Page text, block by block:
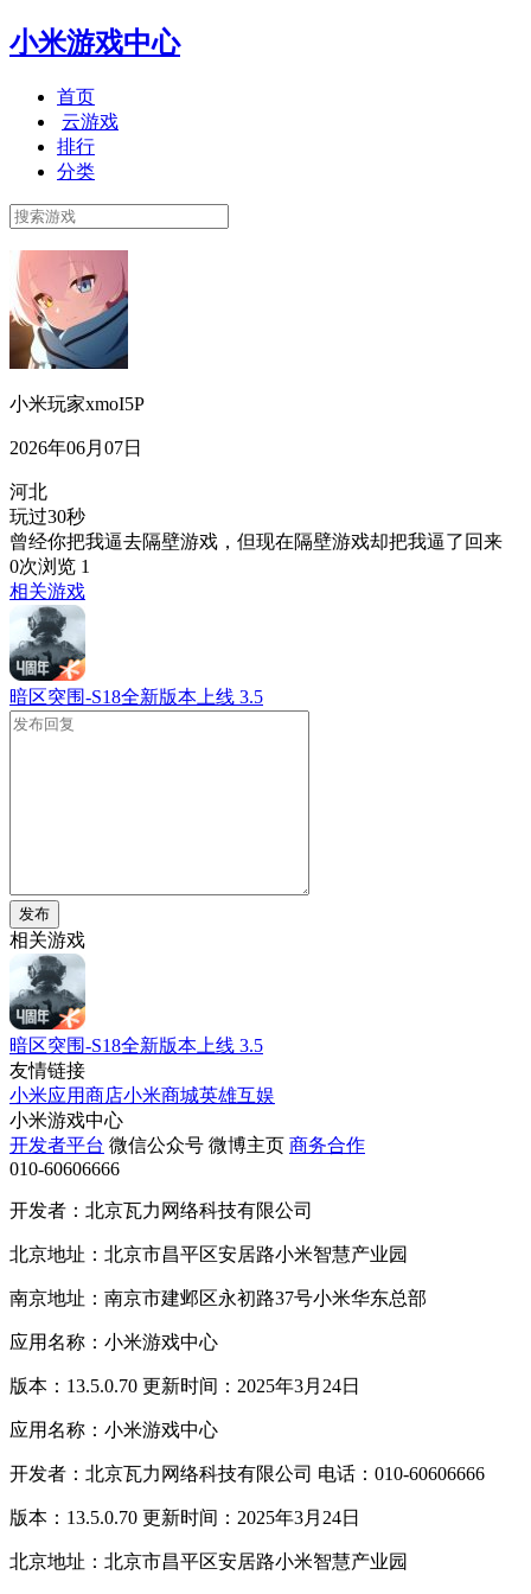
小米游戏中心
首页
云游戏
排行
分类
小米玩家xmoI5P
2026年06月07日
河北
玩过30秒
曾经你把我逼去隔壁游戏，但现在隔壁游戏却把我逼了回来
0次浏览 1
相关游戏
暗区突围-S18全新版本上线 3.5
发布
相关游戏
暗区突围-S18全新版本上线 3.5
友情链接
小米应用商店小米商城英雄互娱
小米游戏中心
开发者平台 微信公众号 微博主页 商务合作
010-60606666
开发者：北京瓦力网络科技有限公司
北京地址：北京市昌平区安居路小米智慧产业园
南京地址：南京市建邺区永初路37号小米华东总部
应用名称：小米游戏中心
版本：13.5.0.70 更新时间：2025年3月24日
应用名称：小米游戏中心
开发者：北京瓦力网络科技有限公司 电话：010-60606666
版本：13.5.0.70 更新时间：2025年3月24日
北京地址：北京市昌平区安居路小米智慧产业园